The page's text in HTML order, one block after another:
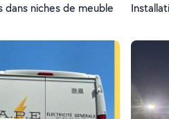
niches de meuble